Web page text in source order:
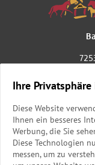
Mo.
Ihre
Diese Website
Ihnen ein besseres
Werbung, die Sie
Diese Technologien
messen, um zu